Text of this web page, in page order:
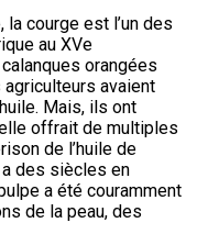
courge est l’un des
au XVe
orangées
avaient
Mais, ils ont
offrait de multiples
de l’huile de
des siècles en
a été couramment
de la peau, des